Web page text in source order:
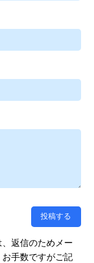
返信のためメー
手数ですがご記